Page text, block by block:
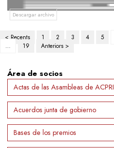
Descargar archivo
Paginación
de
entradas
< Recents 1 2 3 4 5
…
19 Anteriors >
Área de socios
Actas de las Asambleas de ACPRI
Acuerdos junta de gobierno
Bases de los premios